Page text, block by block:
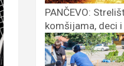
PANČEVO:
komšijama, deci